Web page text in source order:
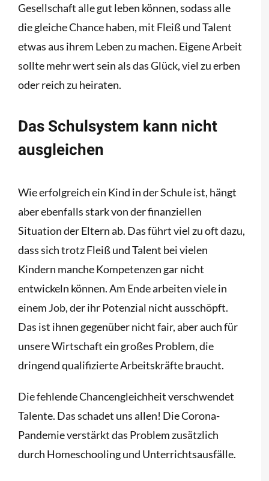
Gesellschaft alle gut leben können, sodass alle
die gleiche Chance haben, mit Fleiß und Talent
etwas aus ihrem Leben zu machen. Eigene Arbeit
sollte mehr wert sein als das Glück, viel zu erben
oder reich zu heiraten.
Das Schulsystem kann nicht
ausgleichen
Wie erfolgreich ein Kind in der Schule ist, hängt
aber ebenfalls stark von der finanziellen
Situation der Eltern ab. Das führt viel zu oft dazu,
dass sich trotz Fleiß und Talent bei vielen
Kindern manche Kompetenzen gar nicht
entwickeln können. Am Ende arbeiten viele in
einem Job, der ihr Potenzial nicht ausschöpft.
Das ist ihnen gegenüber nicht fair, aber auch für
unsere Wirtschaft ein großes Problem, die
dringend qualifizierte Arbeitskräfte braucht.
Die fehlende Chancengleichheit verschwendet
Talente. Das schadet uns allen! Die Corona-
Pandemie verstärkt das Problem zusätzlich
durch Homeschooling und Unterrichtsausfälle.